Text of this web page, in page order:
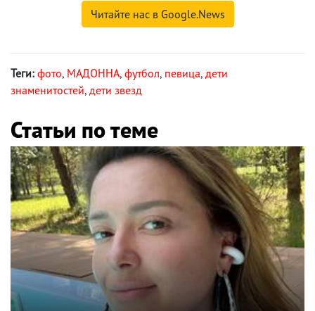
Читайте нас в Google.News
Теги: фото, МАДОННА, футбол, певица, дети
знаменитостей, дети звезд
Статьи по теме